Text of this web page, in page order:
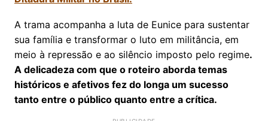
A trama acompanha a luta de Eunice para sustentar
sua família e transformar o luto em militância, em
meio à repressão e ao silêncio imposto pelo regime.
A delicadeza com que o roteiro aborda temas
históricos e afetivos fez do longa um sucesso
tanto entre o público quanto entre a crítica.